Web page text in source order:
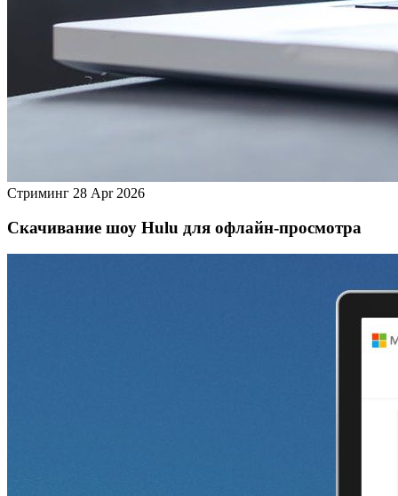
Стриминг 28 Apr 2026
Скачивание шоу Hulu для офлайн‑просмотра